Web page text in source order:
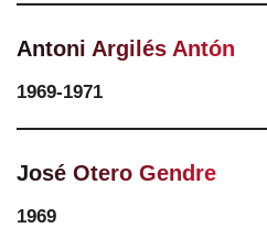
Antoni Argilés Antón
1969-1971
José Otero Gendre
1969